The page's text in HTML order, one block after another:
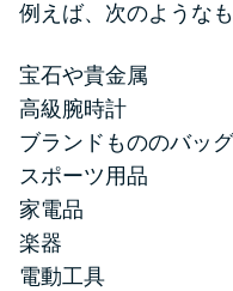
例えば、次のようなも
宝石や貴金属
高級腕時計
ブランドもののバッグ
スポーツ用品
家電品
楽器
電動工具